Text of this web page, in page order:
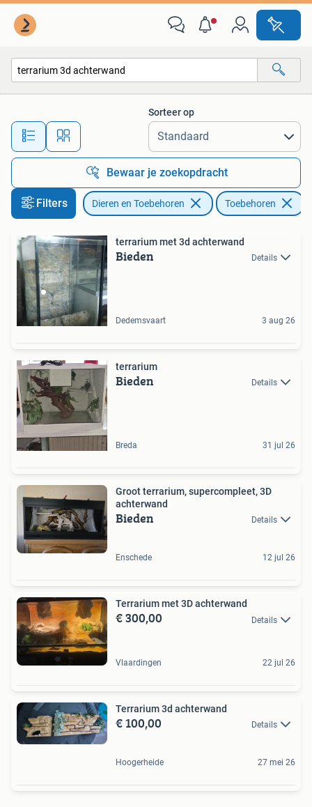
Alle afstanden…
Sorteer op
Bewaar je zoekopdracht
Filters Dieren en Toebehoren Toebehoren
terrarium met 3d achterwand
Bieden Details
Dedemsvaart 3 aug 26
terrarium
Bieden Details
Breda 31 jul 26
Groot terrarium, supercompleet, 3D
achterwand
Bieden Details
Enschede 12 jul 26
Terrarium met 3D achterwand
€ 300,00 Details
Vlaardingen 22 jul 26
Terrarium 3d achterwand
€ 100,00 Details
Hoogerheide 27 mei 26